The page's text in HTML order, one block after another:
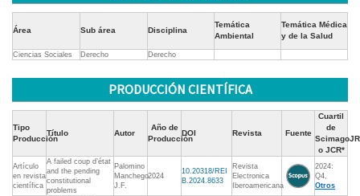
Área Sub área Disciplina
Temática
Ambiental
Temática Médica
y de la Salud
Ciencias Sociales Derecho Derecho
PRODUCCIÓN CIENTÍFICA
Tipo
Producción
Título Autor
Año de
Producción
DOI Revista Fuente
Cuartil
de
ScimagoJR
o JCR*
Artículo
en revista
científica
A failed coup d’état
and the pending
constitutional
problems
Palomino
Manchego
J.F.
2024
10.20318/REI
B.2024.8633
Revista
Electronica
Iberoamericana
2024:
Q4,
Otros